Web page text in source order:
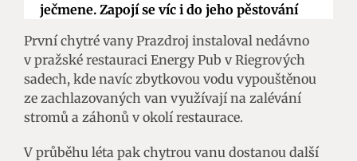
ječmene. Zapojí se víc i do jeho pěstování
První chytré vany Prazdroj instaloval nedávno
v pražské restauraci Energy Pub v Riegrových
sadech, kde navíc zbytkovou vodu vypouštěnou
ze zachlazovaných van využívají na zalévání
stromů a záhonů v okolí restaurace.
V průběhu léta pak chytrou vanu dostanou další